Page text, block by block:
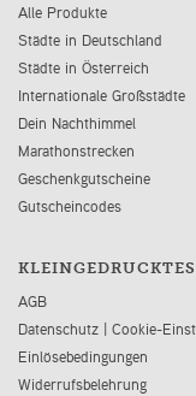
Alle Produkte
Städte in Deutschland
Städte in Österreich
Internationale Großstädte
Dein Nachthimmel
Marathonstrecken
Geschenkgutscheine
Gutscheincodes
KLEINGEDRUCKTES
AGB
Datenschutz | Cookie-
Einlösebedingungen
Widerrufsbelehrung